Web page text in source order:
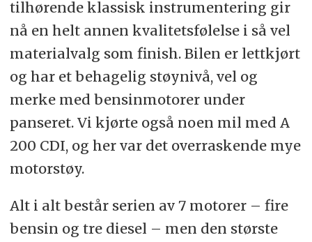
tilhørende klassisk instrumentering gir
nå en helt annen kvalitetsfølelse i så vel
materialvalg som finish. Bilen er lettkjørt
og har et behagelig støynivå, vel og
merke med bensinmotorer under
panseret. Vi kjørte også noen mil med A
200 CDI, og her var det overraskende mye
motorstøy.
Alt i alt består serien av 7 motorer – fire
bensin og tre diesel – men den største